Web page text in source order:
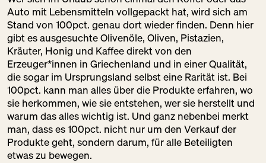
Auto mit Lebensmitteln vollgepackt hat, wird sich am
Stand von 100pct. genau dort wieder finden. Denn hier
gibt es ausgesuchte Olivenöle, Oliven, Pistazien,
Kräuter, Honig und Kaffee direkt von den
Erzeuger*innen in Griechenland und in einer Qualität,
die sogar im Ursprungsland selbst eine Rarität ist. Bei
100pct. kann man alles über die Produkte erfahren, wo
sie herkommen, wie sie entstehen, wer sie herstellt und
warum das alles wichtig ist. Und ganz nebenbei merkt
man, dass es 100pct. nicht nur um den Verkauf der
Produkte geht, sondern darum, für alle Beteiligten
etwas zu bewegen.
STAND
SO: GESCHLOSSEN
Schöne Dinge
DER FALSCHE
FRANZOSE
SO: GESCHLOSSEN
Gastronomie
Getränke